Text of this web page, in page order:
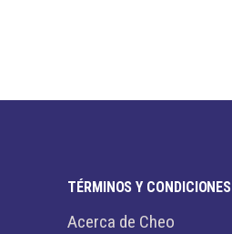
TÉRMINOS Y CONDICIONES
Acerca de Cheo